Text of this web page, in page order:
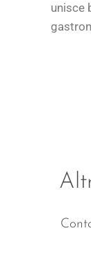
unisce